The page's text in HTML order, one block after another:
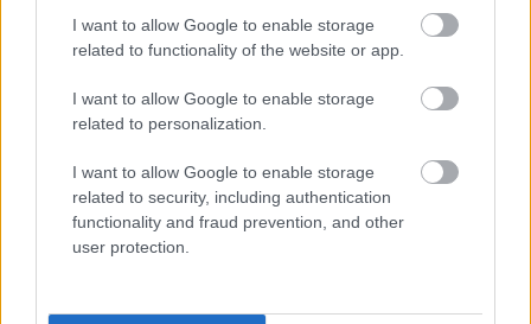
I want to allow Google to enable storage
related to functionality of the website or app.
I want to allow Google to enable storage
related to personalization.
I want to allow Google to enable storage
related to security, including authentication
functionality and fraud prevention, and other
user protection.
8. Beetetés, figyelemfelkeltés
A csalók gyakran kiváló minőségű terméket
hirdetnek nagyon kedvező áron.
Amikor a vásárló
szeretné megvásárolni az akciós terméket, az
eltűnik a rendszerből, a csalók pedig vagy egy
vagy egy rosszabb alternatívát.